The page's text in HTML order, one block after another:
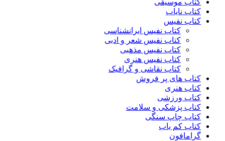
کتاب موسیقی
کتاب نایاب
کتاب نفیس
کتاب نفیس ایرانشناسی
کتاب نفیس شعر و ادبی
کتاب نفیس مذهبی
کتاب نفیس هنری
کتاب نقاشی و گرافیک
کتاب های پر فروش
کتاب هنری
کتاب ورزشی
کتاب پزشکی و سلامت
کتاب چاپ سنگی
کتاب کم یاب
گرامافون